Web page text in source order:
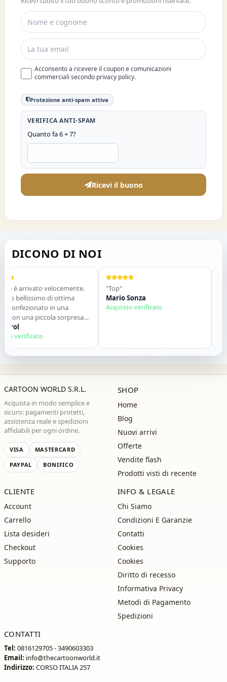
SCONTO DEL 10%
Acconsento a ricevere il coupon e comunicazioni
commerciali secondo privacy policy.
Protezione anti-spam attiva
VERIFICA ANTI-SPAM
Quanto fa 6 + 7?
Ricevi il buono
DICONO DI NOI
arrivato velocemente.
di ottima
in una
una piccola sorpresa
perfetto. Lo
Grazie ,alla
"Top"
Mario Sonza
Acquisto verificato
CARTOON WORLD S.R.L.
Acquista in modo semplice e
sicuro: pagamenti protetti,
assistenza reale e spedizioni
affidabili per ogni ordine.
VISA
MASTERCARD
PAYPAL
BONIFICO
SHOP
Home
Blog
Nuovi arrivi
Offerte
Vendite flash
Prodotti visti di recente
CLIENTE
Account
Carrello
Lista desideri
Checkout
Supporto
INFO & LEGALE
Chi Siamo
Condizioni E Garanzie
Contatti
Cookies
Cookies
Diritto di recesso
Informativa Privacy
Metodi di Pagamento
Spedizioni
CONTATTI
Tel: 0816129705 - 3490603303
Email: info@thecartoonworld.it
Indirizzo: CORSO ITALIA 257